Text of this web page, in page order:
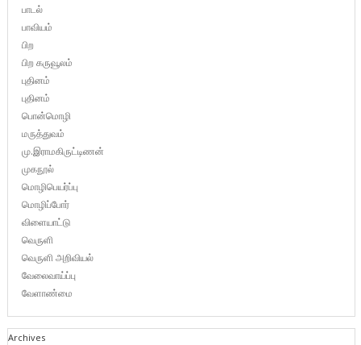
பாடல்
பாவியம்
பிற
பிற கருவூலம்
புதினம்
புதினம்
பொன்மொழி
மருத்துவம்
மு.இராமகிருட்டிணன்
முகநூல்
மொழிபெயர்ப்பு
மொழிப்போர்
விளையாட்டு
வெருளி
வெருளி அறிவியல்
வேலைவாய்ப்பு
வேளாண்மை
Archives